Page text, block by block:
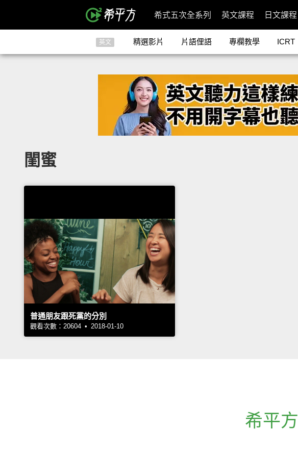
希式五次全系列 英文課程 日文課程
英文 精選影片 片語俚語 專欄教學 ICRT
閨蜜
普通朋友跟死黨的分別
觀看次數：20604 • 2018-01-10
希平方